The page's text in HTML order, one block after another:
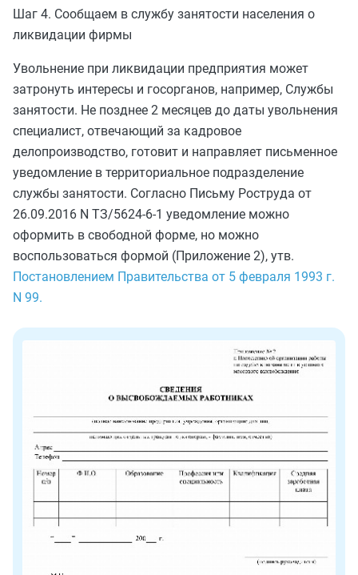
Шаг 4. Сообщаем в службу занятости населения о
ликвидации фирмы
Увольнение при ликвидации предприятия может
затронуть интересы и госорганов, например, Службы
занятости. Не позднее 2 месяцев до даты увольнения
специалист, отвечающий за кадровое
делопроизводство, готовит и направляет письменное
уведомление в территориальное подразделение
службы занятости. Согласно Письму Роструда от
26.09.2016 N ТЗ/5624-6-1 уведомление можно
оформить в свободной форме, но можно
воспользоваться формой (Приложение 2), утв.
Постановлением Правительства от 5 февраля 1993 г.
N 99.